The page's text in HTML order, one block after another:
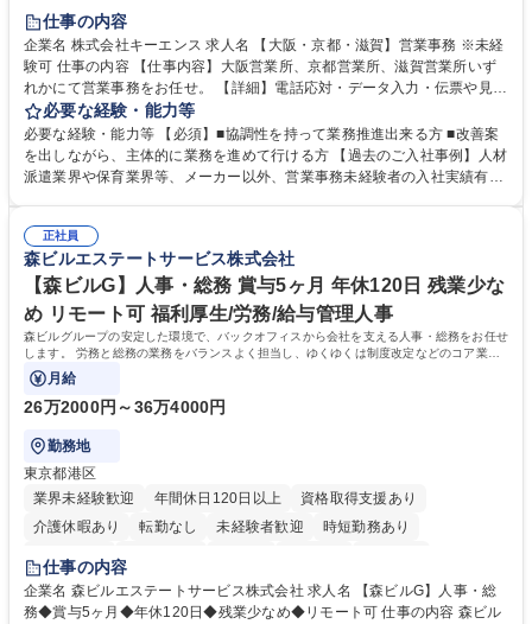
土日祝休み
仕事の内容
企業名 株式会社キーエンス 求人名 【大阪・京都・滋賀】営業事務 ※未経
験可 仕事の内容 【仕事内容】大阪営業所、京都営業所、滋賀営業所いず
れかにて営業事務をお任せ。 【詳細】電話応対・データ入力・伝票や見積
の作成・カタログ送付・来客対応・営業所内で発生する事務業務や業務改
善をお任せ。 【教育制度】ご入社後、育成担当とペアになりながらOJTに
て業務を覚えていただくことが可能です。業務システムがきちんと構築さ
れているため、スムーズに仕事に慣れることができる環境です。また、
募集職種 【大阪・京都・滋賀】営業事務 ※未経験可
必要な経験・能力等
必要な経験・能力等 【必須】■協調性を持って業務推進出来る方 ■改善案
を出しながら、主体的に業務を進めて行ける方 【過去のご入社事例】人材
派遣業界や保育業界等、メーカー以外、営業事務未経験者の入社実績有
えて、お客様や社員の状況に合わせ、能動的なサポート、改善の動きも期
待され。組織を支えるスペシャリストとして、チームに貢献し、結果的に
社員から頼られる存在になることができます。平均19:30の退勤以降の業
務の持ち帰りも禁止されており、メリハリのある働き方となります。 学
歴・資格 学歴：大学院 大学 高専 短大 語学力： 資格：
正社員
森ビルエステートサービス株式会社
【森ビルG】人事・総務 賞与5ヶ月 年休120日 残業少な
め リモート可 福利厚生/労務/給与管理人事
森ビルグループの安定した環境で、バックオフィスから会社を支える人事・総務をお任せ
します。 労務と総務の業務をバランスよく担当し、ゆくゆくは制度改定などのコア業務
にも挑戦できる、やりがいある環境です。
月給
26万2000円～36万4000円
勤務地
東京都港区
業界未経験歓迎
年間休日120日以上
資格取得支援あり
介護休暇あり
転勤なし 未経験者歓迎
時短勤務あり
経験者歓迎
完全週休2日制
交通費支給 長期歓迎 駅近5分以内 土日祝休み
仕事の内容
企業名 森ビルエステートサービス株式会社 求人名 【森ビルG】人事・総
務◆賞与5ヶ月◆年休120日◆残業少なめ◆リモート可 仕事の内容 森ビル